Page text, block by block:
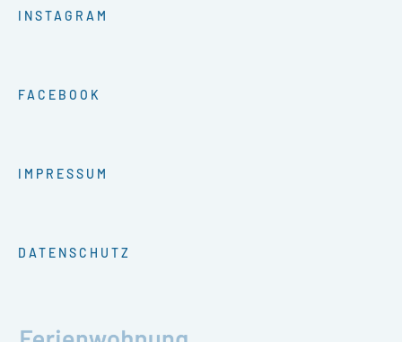
INSTAGRAM
FACEBOOK
IMPRESSUM
DATENSCHUTZ